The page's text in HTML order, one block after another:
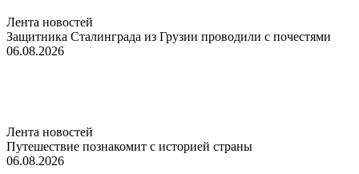
Лента новостей
Защитника Сталинграда из Грузии проводили с почестями
06.08.2026
Лента новостей
Путешествие познакомит с историей страны
06.08.2026